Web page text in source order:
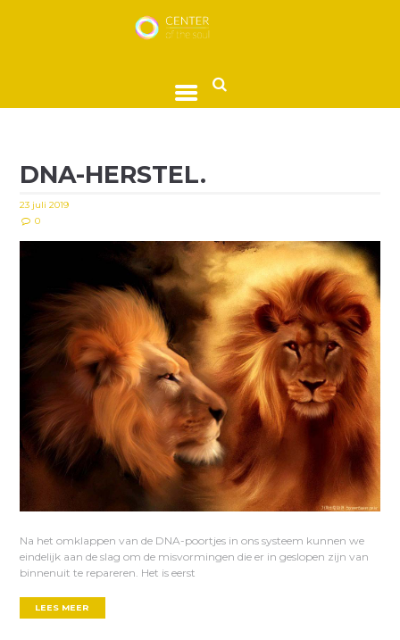
DNA-HERSTEL.
23 juli 2019
0
Na het omklappen van de DNA-poortjes in ons systeem kunnen we
eindelijk aan de slag om de misvormingen die er in geslopen zijn van
binnenuit te repareren. Het is eerst
LEES MEER